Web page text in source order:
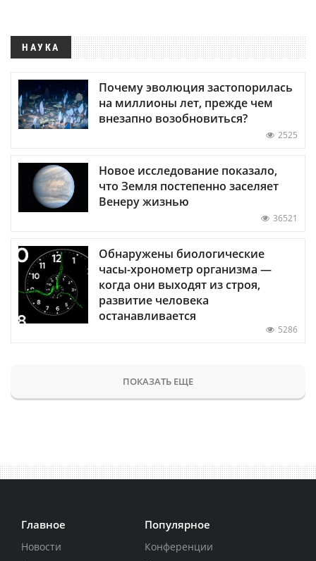
НАУКА
Почему эволюция застопорилась
на миллионы лет, прежде чем
внезапно возобновиться?
2525
Новое исследование показало,
что Земля постепенно заселяет
Венеру жизнью
36521
Обнаружены биологические
часы-хронометр организма —
когда они выходят из строя,
развитие человека
останавливается
5286
ПОКАЗАТЬ ЕЩЕ
Главное
Новости
Популярное
Конференции